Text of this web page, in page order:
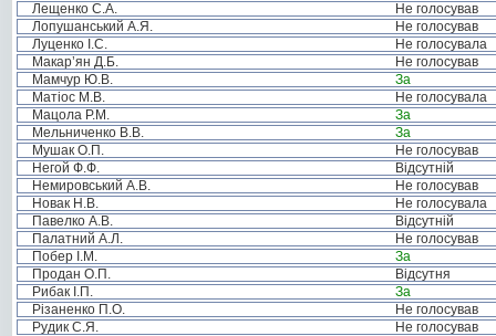
Лещенко С.А.
Не голосував
Лопушанський А.Я.
Не голосував
Луценко І.С.
Не голосувала
Макар’ян Д.Б.
Не голосував
Мамчур Ю.В.
За
Матіос М.В.
Не голосувала
Мацола Р.М.
За
Мельниченко В.В.
За
Мушак О.П.
Не голосував
Негой Ф.Ф.
Відсутній
Немировський А.В.
Не голосував
Новак Н.В.
Не голосувала
Павелко А.В.
Відсутній
Палатний А.Л.
Не голосував
Побер І.М.
За
Продан О.П.
Відсутня
Рибак І.П.
За
Різаненко П.О.
Не голосував
Рудик С.Я.
Не голосував